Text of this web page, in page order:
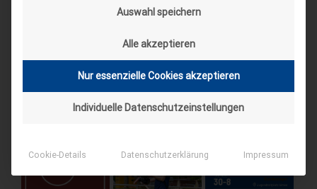
4. Sep. 26
AKTUELLE BEITRÄGE AUF INSTAGRAM
Auswahl speichern
Alle akzeptieren
Nur essenzielle Cookies akzeptieren
Individuelle Datenschutzeinstellungen
Cookie-Details Datenschutzerklärung Impressum